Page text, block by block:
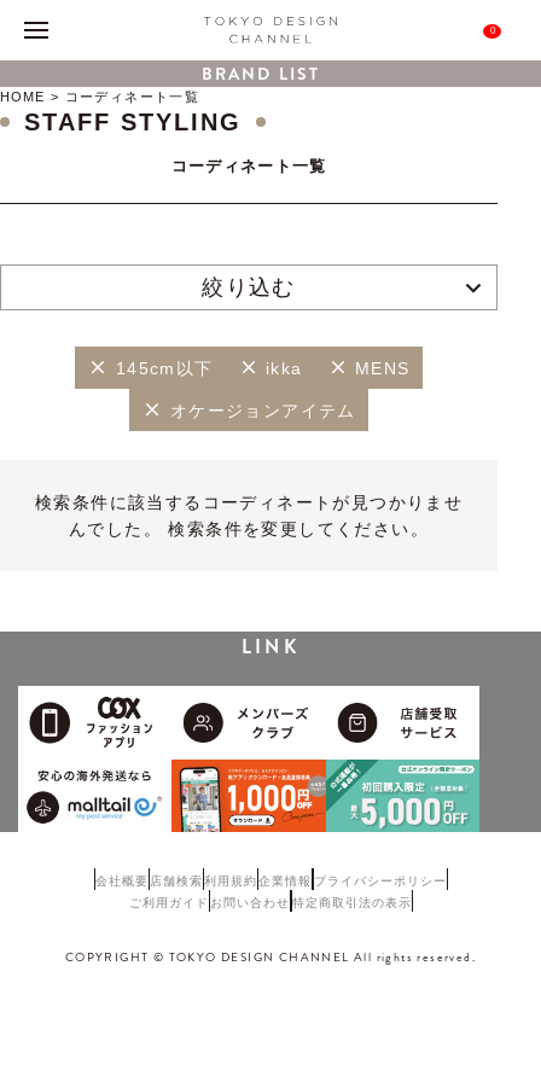
0
BRAND LIST
HOME コーディネート一覧
STAFF STYLING
コーディネート一覧
絞り込む
145cm以下 ikka MENS
オケージョンアイテム
検索条件に該当するコーディネートが見つかりませ
んでした。 検索条件を変更してください。
LINK
会社概要 店舗検索利用規約企業情報 プライバシーポリシー
ご利用ガイド お問い合わせ 特定商取引法の表示
COPYRIGHT © TOKYO DESIGN CHANNEL All rights reserved.